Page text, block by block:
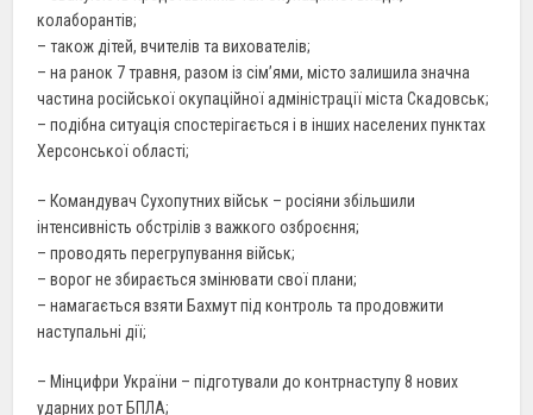
колаборантів;
– також дітей, вчителів та вихователів;
– на ранок 7 травня, разом із сім’ями, місто залишила значна
частина російської окупаційної адміністрації міста Скадовськ;
– подібна ситуація спостерігається і в інших населених пунктах
Херсонської області;
– Командувач Сухопутних військ – росіяни збільшили
інтенсивність обстрілів з важкого озброєння;
– проводять перегрупування військ;
– ворог не збирається змінювати свої плани;
– намагається взяти Бахмут під контроль та продовжити
наступальні дії;
– Мінцифри України – підготували до контрнаступу 8 нових
ударних рот БПЛА;